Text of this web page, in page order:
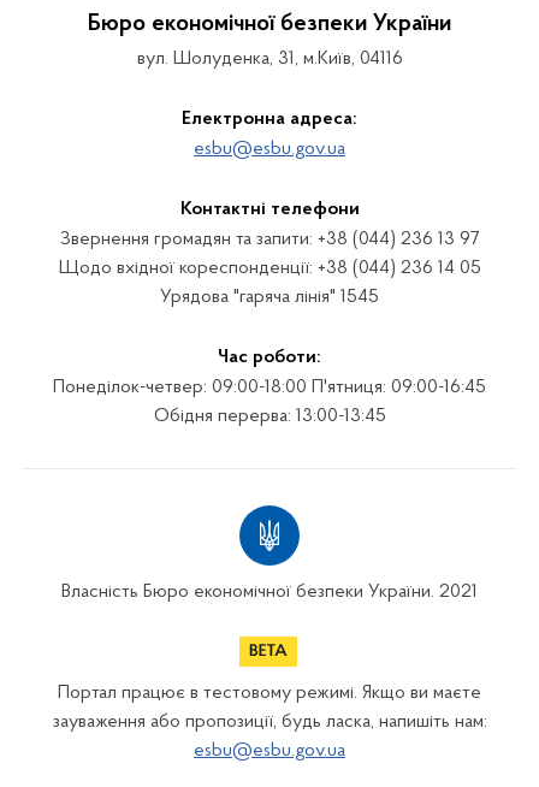
Бюро економічної безпеки України
вул. Шолуденка, 31, м.Київ, 04116
Електронна адреса:
esbu@esbu.gov.ua
Контактні телефони
Звернення громадян та запити: +38 (044) 236 13 97
Щодо вхідної кореспонденції: +38 (044) 236 14 05
Урядова "гаряча лінія" 1545
Час роботи:
Понеділок-четвер: 09:00-18:00 П'ятниця: 09:00-16:45
Обідня перерва: 13:00-13:45
Власність Бюро економічної безпеки України. 2021
Портал працює в тестовому режимі. Якщо ви маєте
зауваження або пропозиції, будь ласка, напишіть нам:
esbu@esbu.gov.ua